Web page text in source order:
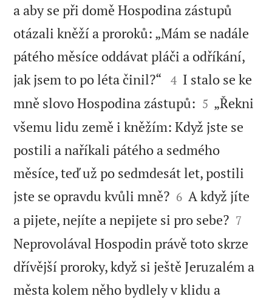
a aby se při domě Hospodina zástupů
otázali kněží a proroků: „Mám se nadále
pátého měsíce oddávat pláči a odříkání,
jak jsem to po léta činil?“ 

4 I stalo se ke
mně slovo Hospodina zástupů: 

5 „Řekni
všemu lidu země i kněžím: Když jste se
postili a naříkali pátého a sedmého
měsíce, teď už po sedmdesát let, postili
jste se opravdu kvůli mně?

6 A když jíte
a pijete, nejíte a nepijete si pro sebe?

7
Neprovolával Hospodin právě toto skrze
dřívější proroky, když si ještě Jeruzalém a
města kolem něho bydlely v klidu a